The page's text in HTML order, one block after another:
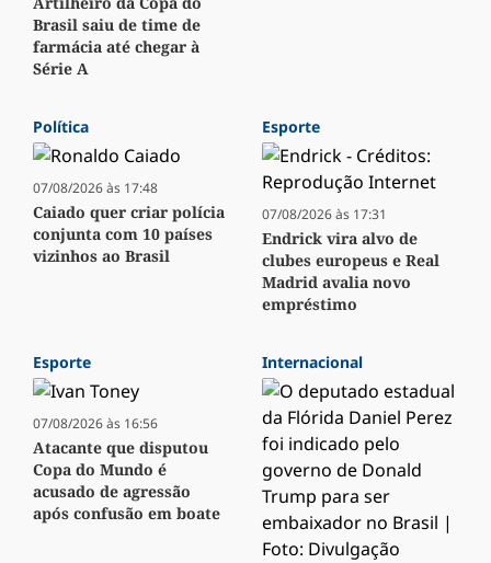
Brasil saiu de time de
farmácia até chegar à
Série A
Política
07/08/2026 às 17:48
Caiado quer criar polícia
conjunta com 10 países
vizinhos ao Brasil
Esporte
07/08/2026 às 17:31
Endrick vira alvo de
clubes europeus e Real
Madrid avalia novo
empréstimo
Esporte
07/08/2026 às 16:56
Atacante que disputou
Copa do Mundo é
acusado de agressão
após confusão em boate
Internacional